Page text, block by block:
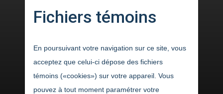
Fichiers témoins
En poursuivant votre navigation sur ce site, vous
acceptez que celui-ci dépose des fichiers
témoins («cookies») sur votre appareil. Vous
pouvez à tout moment paramétrer votre